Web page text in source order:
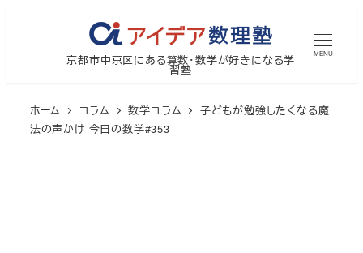
京都市中京区にある算数・数学が好きになる学
習塾
MENU
ホーム コラム 数学コラム
子どもが勉強したくなる魔
法の声かけ 今日の数学#353